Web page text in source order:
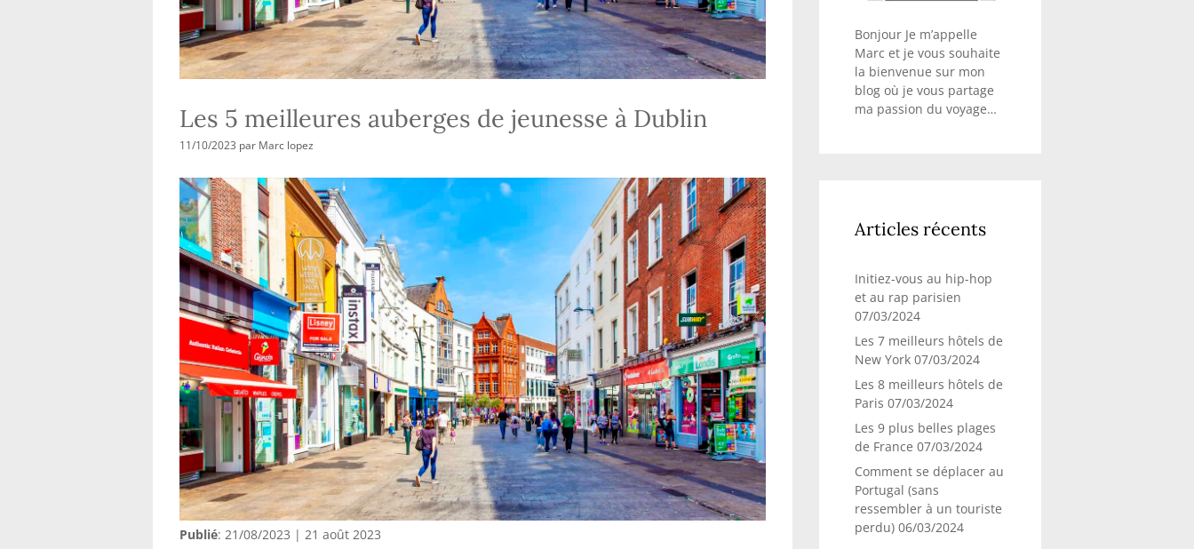
Les 5 meilleures auberges de jeunesse à Dublin
11/10/2023 par Marc lopez
Publié: 21/08/2023 | 21 août 2023
Bonjour Je m’appelle
Marc et je vous souhaite
la bienvenue sur mon
blog où je vous partage
ma passion du voyage…
Articles récents
Initiez-vous au hip-hop
et au rap parisien
07/03/2024
Les 7 meilleurs hôtels de
New York 07/03/2024
Les 8 meilleurs hôtels de
Paris 07/03/2024
Les 9 plus belles plages
de France 07/03/2024
Comment se déplacer au
Portugal (sans
ressembler à un touriste
perdu) 06/03/2024